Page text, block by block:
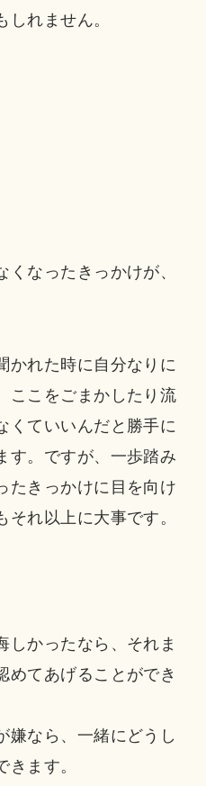
しれません。
なったきっかけが、
かれた時に自分なりに
ここをごまかしたり流
くていいんだと勝手に
す。ですが、一歩踏み
たきっかけに目を向け
れ以上に大事です。
しかったなら、それま
めてあげることができ
嫌なら、一緒にどうし
きます。